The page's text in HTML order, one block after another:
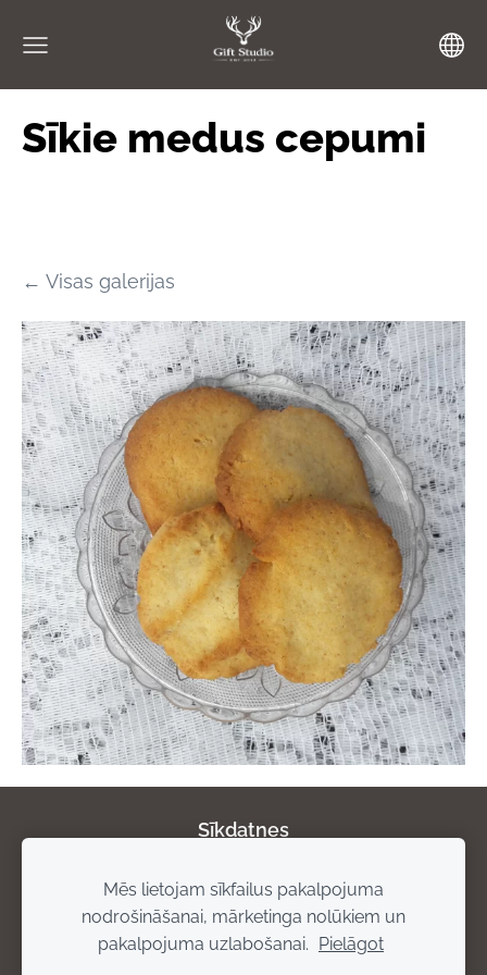
Sīkie medus cepumi
Visas galerijas
Sīkdatnes
Par mums Privātuma politika Atgriešanas
noteikumi
Piegādes noteikumi Rekvizīti
Mēs lietojam sīkfailus pakalpojuma
nodrošināšanai, mārketinga nolūkiem un
pakalpojuma uzlabošanai. Pielāgot